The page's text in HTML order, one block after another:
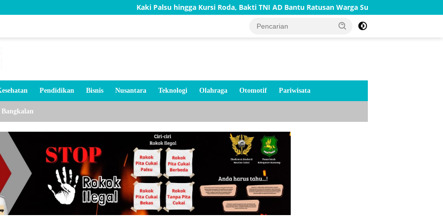
Kaki Palsu hingga Kursi Roda, Bakti TNI AD Bantu Ratusan Warga Sumenep
Pendidikan Bisnis Nusantara Teknologi Olahraga Otomotif Pariwisata
Bangkalan